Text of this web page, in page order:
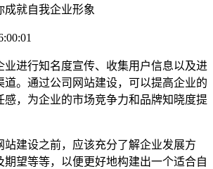
成就自我企业形象
业进行知名度宣传、收集用户信息以及进
道。通过公司网站建设，可以提高企业的
感，为企业的市场竞争力和品牌知晓度提
站建设之前，应该充分了解企业发展方
期望等等，以便更好地构建出一个适合自